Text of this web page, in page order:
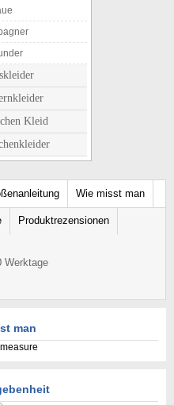
Kleid
Wie misst man
Produktrezensionen
Werktage
man